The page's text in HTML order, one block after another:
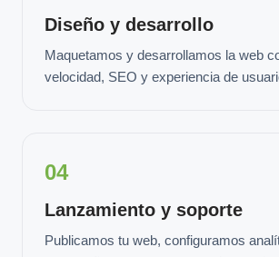
Diseño y desarrollo
Maquetamos y desarrollamos la web
velocidad, SEO y experiencia de
04
Lanzamiento y soporte
Publicamos tu web, configuramos